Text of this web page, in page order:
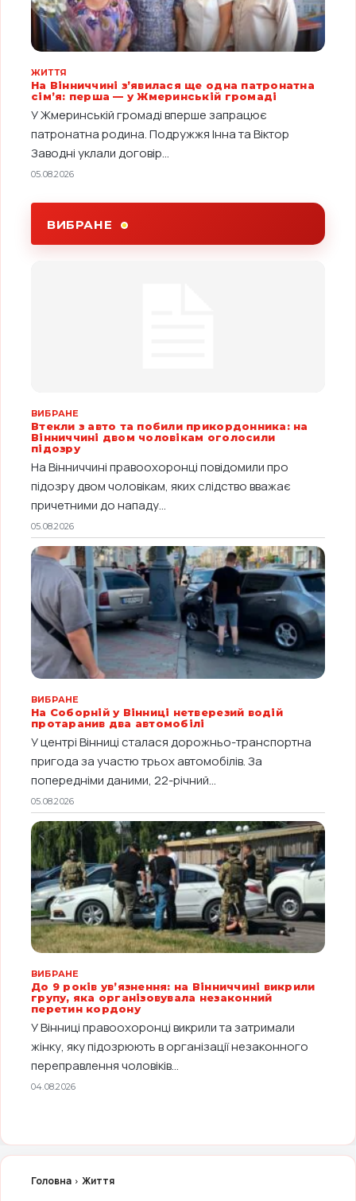
ЖИТТЯ
На Вінниччині з’явилася ще одна патронатна
сім’я: перша — у Жмеринській громаді
У Жмеринській громаді вперше запрацює
патронатна родина. Подружжя Інна та Віктор
Заводні уклали договір...
05.08.2026
ВИБРАНЕ
ВИБРАНЕ
Втекли з авто та побили прикордонника: на
Вінниччині двом чоловікам оголосили
підозру
На Вінниччині правоохоронці повідомили про
підозру двом чоловікам, яких слідство вважає
причетними до нападу...
05.08.2026
ВИБРАНЕ
На Соборній у Вінниці нетверезий водій
протаранив два автомобілі
У центрі Вінниці сталася дорожньо-транспортна
пригода за участю трьох автомобілів. За
попередніми даними, 22-річний...
05.08.2026
ВИБРАНЕ
До 9 років ув’язнення: на Вінниччині викрили
групу, яка організовувала незаконний
перетин кордону
У Вінниці правоохоронці викрили та затримали
жінку, яку підозрюють в організації незаконного
переправлення чоловіків...
04.08.2026